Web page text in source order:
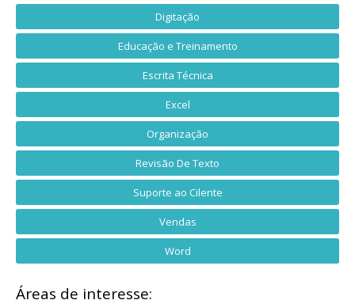
Digitação
Educação e Treinamento
Escrita Técnica
Excel
Organização
Revisão De Texto
Suporte ao Cilente
Vendas
Word
Áreas de interesse: